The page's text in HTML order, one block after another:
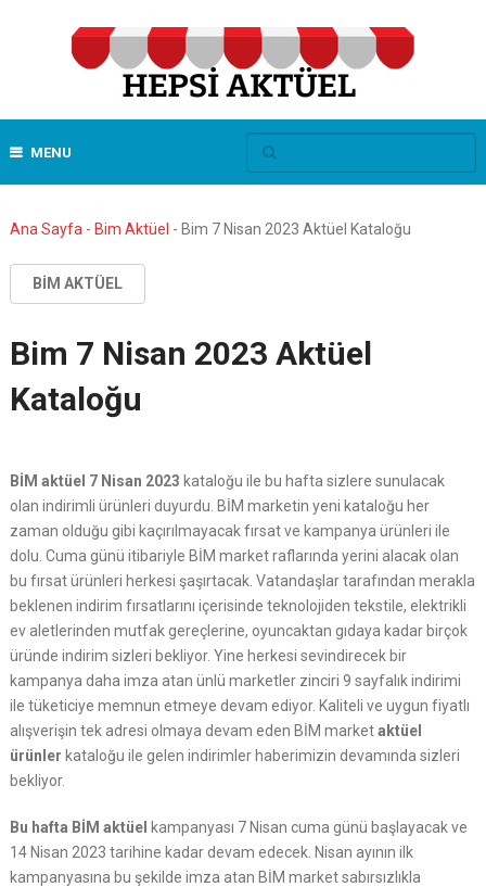
MENU
Ana Sayfa - Bim Aktüel - Bim 7 Nisan 2023 Aktüel Kataloğu
BIM AKTÜEL
Bim 7 Nisan 2023 Aktüel
Kataloğu
BİM aktüel 7 Nisan 2023 kataloğu ile bu hafta sizlere sunulacak
olan indirimli ürünleri duyurdu. BİM marketin yeni kataloğu her
zaman olduğu gibi kaçırılmayacak fırsat ve kampanya ürünleri ile
dolu. Cuma günü itibariyle BİM market raflarında yerini alacak olan
bu fırsat ürünleri herkesi şaşırtacak. Vatandaşlar tarafından merakla
beklenen indirim fırsatlarını içerisinde teknolojiden tekstile, elektrikli
ev aletlerinden mutfak gereçlerine, oyuncaktan gıdaya kadar birçok
üründe indirim sizleri bekliyor. Yine herkesi sevindirecek bir
kampanya daha imza atan ünlü marketler zinciri 9 sayfalık indirimi
ile tüketiciye memnun etmeye devam ediyor. Kaliteli ve uygun fiyatlı
alışverişin tek adresi olmaya devam eden BİM marketaktüel
ürünler kataloğu ile gelen indirimler haberimizin devamında sizleri
bekliyor.
Bu hafta BİM aktüel kampanyası 7 Nisan cuma günü başlayacak ve
14 Nisan 2023 tarihine kadar devam edecek. Nisan ayının ilk
kampanyasına bu şekilde imza atan BİM market sabırsızlıkla